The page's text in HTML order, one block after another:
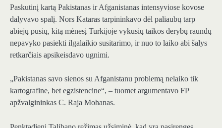
Paskutinį kartą Pakistanas ir Afganistanas intensyviose kovose
dalyvavo spalį. Nors Kataras tarpininkavo dėl paliaubų tarp
abiejų pusių, kitą mėnesį Turkijoje vykusių taikos derybų raundų
nepavyko pasiekti ilgalaikio susitarimo, ir nuo to laiko abi šalys
retkarčiais apsikeisdavo ugnimi.
„Pakistanas savo sienos su Afganistanu problemą nelaiko tik
kartografine, bet egzistencine“, – tuomet argumentavo FP
apžvalgininkas C. Raja Mohanas.